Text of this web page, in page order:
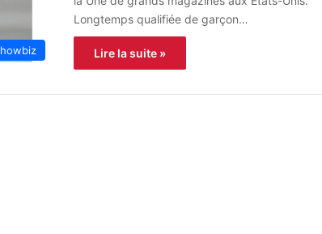
Longtemps qualifiée de garçon…
Lire la suite »